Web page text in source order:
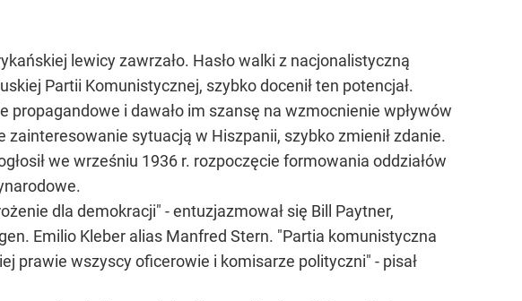
lewicy zawrzało. Hasło walki z nacjonalistyczną
Partii Komunistycznej, szybko docenił ten potencjał.
i dawało im szansę na wzmocnienie wpływów
sytuacją w Hiszpanii, szybko zmienił zdanie.
we wrześniu 1936 r. rozpoczęcie formowania oddziałów
dla demokracji" - entuzjazmował się Bill Paytner,
Emilio Kleber alias Manfred Stern. "Partia komunistyczna
prawie wszyscy oficerowie i komisarze polityczni" - pisał